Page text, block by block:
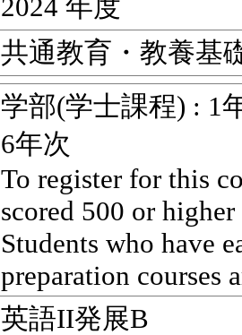
2024 年度
共通教育・教養基
学部(学士課程) : 1
6年次
To register for this
scored 500 or
Students who have
preparation courses
英語II発展B